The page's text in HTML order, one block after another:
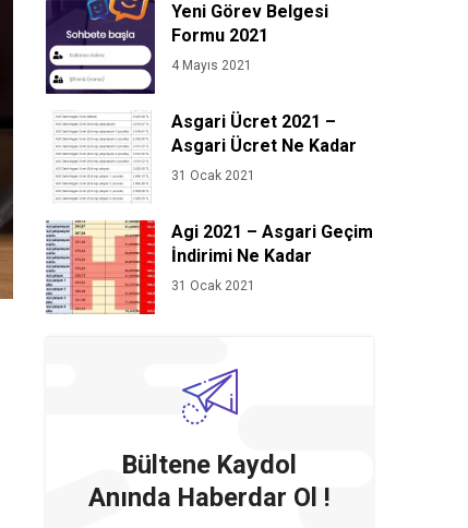
Yeni Görev Belgesi
Formu 2021
4 Mayıs 2021
Asgari Ücret 2021 –
Asgari Ücret Ne Kadar
31 Ocak 2021
Agi 2021 – Asgari Geçim
İndirimi Ne Kadar
31 Ocak 2021
Bültene Kaydol
Anında Haberdar Ol !